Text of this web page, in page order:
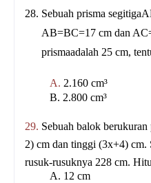
28. Sebuah prisma
AB=BC=17 cm dan
prismaadalah 25 cm,
A. 2.160 cm³
B. 2.800 cm³
29. Sebuah balok
2) cm dan tinggi (3x+4) cm.
rusuk-rusuknya 228 cm.
A. 12 cm